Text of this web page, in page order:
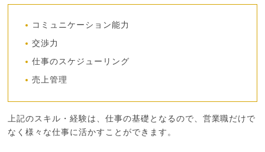
コミュニケーション能力
交渉力
仕事のスケジューリング
売上管理
上記のスキル・経験は、仕事の基礎となるので、営業職だけで
なく様々な仕事に活かすことができます。